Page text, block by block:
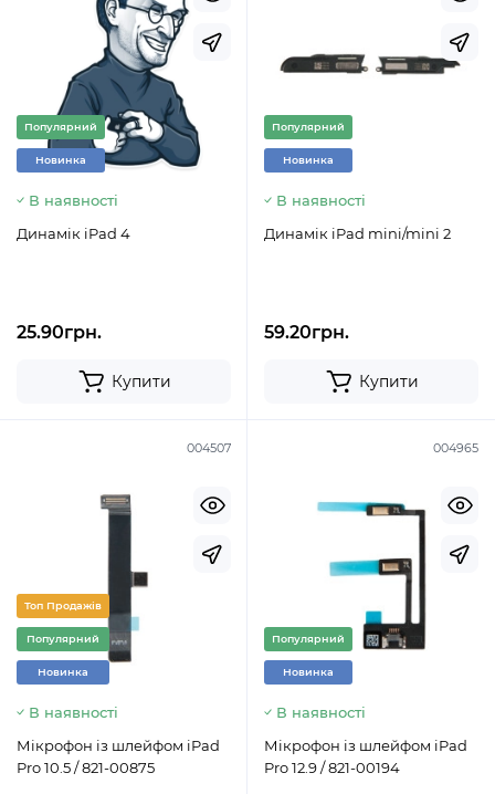
Популярний
Новинка
В наявності
Динамік iPad 4
25.90грн.
Купити
Популярний
Новинка
В наявності
Динамік iPad mini/mini 2
59.20грн.
Купити
004507
Топ Продажів
Популярний
Новинка
В наявності
Мікрофон із шлейфом iPad
Pro 10.5 / 821-00875
004965
Популярний
Новинка
В наявності
Мікрофон із шлейфом iPad
Pro 12.9 / 821-00194